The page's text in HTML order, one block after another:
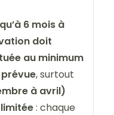
6 mois à
doit
au minimum
, surtout
à avril)
: chaque